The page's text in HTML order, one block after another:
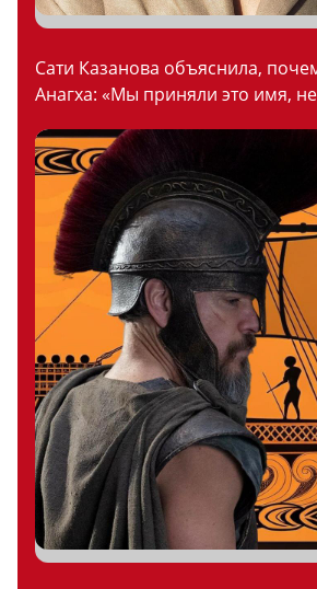
Сати Казанова объяснила,
Анагха: «Мы приняли это имя,